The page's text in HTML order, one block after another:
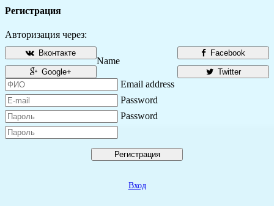
Регистрация
Авторизация через:
Facebook
Вконтакте
Twitter
Google+
Name
Email address
Password
Password
Регистрация
Вход